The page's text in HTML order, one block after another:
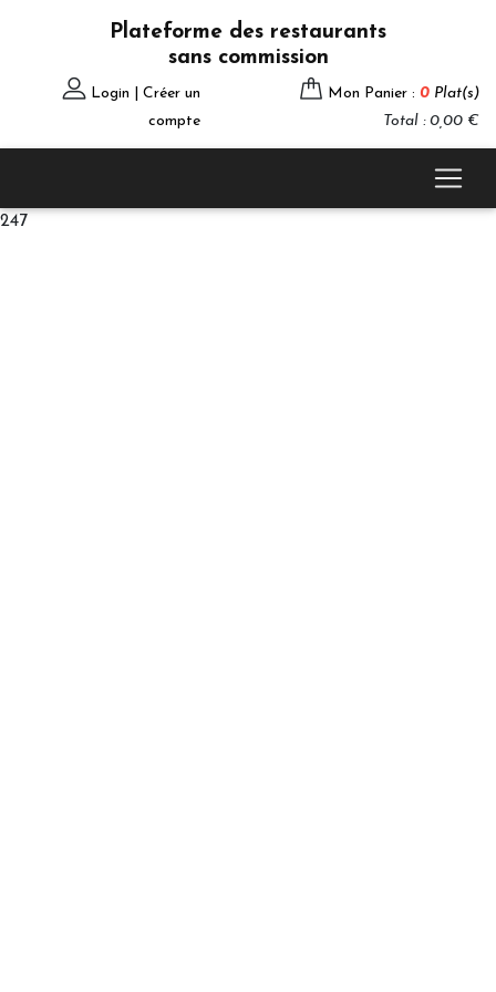
Plateforme des restaurants
sans commission
Login | Créer un
compte
Mon Panier : 0 Plat(s)
Total : 0,00 €
247